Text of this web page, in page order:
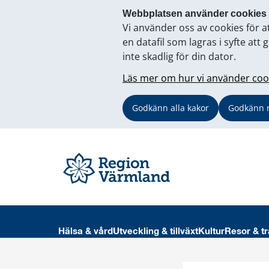
Webbplatsen använder cookies
Vi använder oss av cookies för
en datafil som lagras i syfte att
inte skadlig för din dator.
Läs mer om hur vi använder
Godkänn alla kakor Godkänn
Hälsa & vård Utveckling & tillväxtKulturResor &